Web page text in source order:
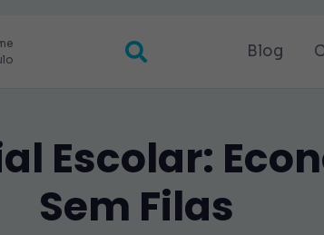
Blog
Escolar:
Sem Filas